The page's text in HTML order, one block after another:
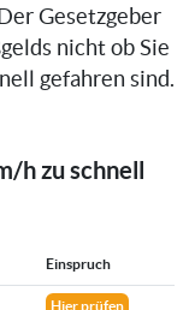
Gesetzgeber
nicht ob Sie
gefahren sind.
h zu schnell
Einspruch
Hier prüfen